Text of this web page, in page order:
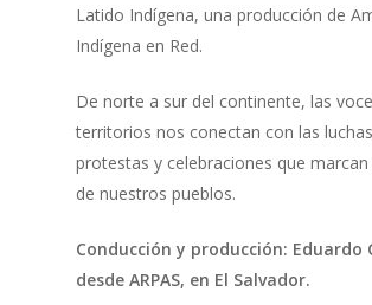
Latido Indígena, una producción de
Indígena en Red.
De norte a sur del continente, las
territorios nos conectan con las
protestas y celebraciones que marcan
de nuestros pueblos.
Conducción y producción: Eduardo
desde ARPAS, en El Salvador.